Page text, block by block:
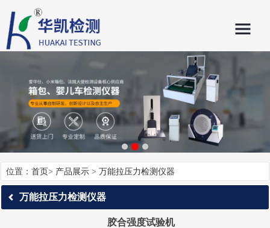
位置： 首页> 产品展示 > 万能拉压力检测仪器
万能拉压力检测仪器
胶合强度试验机